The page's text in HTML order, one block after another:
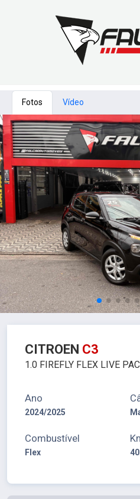
Fotos Vídeo
CITROEN C3
1.0 FIREFLY FLEX LIVE
Ano
2024/2025
Combustível
Flex